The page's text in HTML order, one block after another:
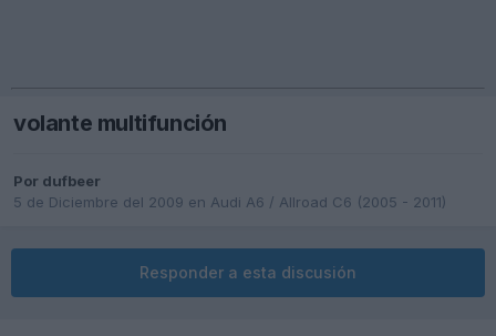
volante multifunción
Por dufbeer
5 de Diciembre del 2009 en Audi A6 / Allroad C6 (2005 - 2011)
Responder a esta discusión